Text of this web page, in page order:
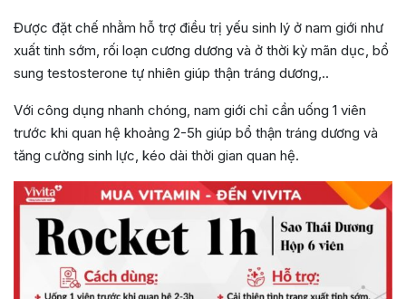
Được đặt chế nhằm hỗ trợ điều trị yếu sinh lý ở nam giới như
xuất tinh sớm, rối loạn cương dương và ở thời kỳ mãn dục, bổ
sung testosterone tự nhiên giúp thận tráng dương,..
Với công dụng nhanh chóng, nam giới chỉ cần uống 1 viên
trước khi quan hệ khoảng 2-5h giúp bổ thận tráng dương và
tăng cường sinh lực, kéo dài thời gian quan hệ.